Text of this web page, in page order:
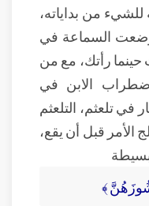
للشيء من بداياته،
وضعت السماعة في
رأتك، مع من
الابن في
تلعثم، التلعثم
الأمر قبل أن يقع،
﴾